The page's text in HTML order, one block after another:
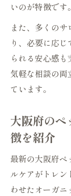
いのが特徴です。
また、多くの
り、必要に応
られる安心感
気軽な相談の両
ています。
大阪府のペ
徴を紹介
最新の大阪府ペ
ルケアがトレ
わせたオーガ